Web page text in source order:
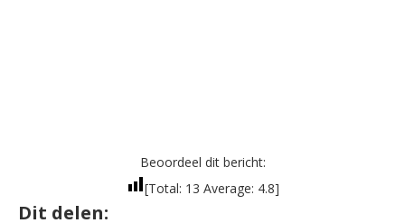
Beoordeel dit bericht:
[Total: 13 Average: 4.8]
Dit delen: